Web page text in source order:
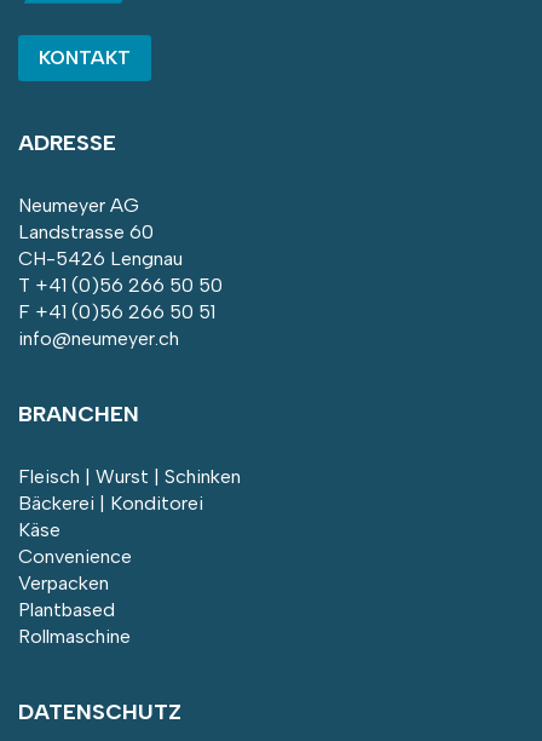
KONTAKT
ADRESSE
Neumeyer AG
Landstrasse 60
CH-5426 Lengnau
T +41 (0)56 266 50 50
F +41 (0)56 266 50 51
info@neumeyer.ch
BRANCHEN
Fleisch | Wurst | Schinken
Bäckerei | Konditorei
Käse
Convenience
Verpacken
Plantbased
Rollmaschine
DATENSCHUTZ